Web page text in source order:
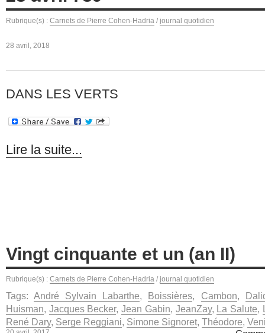
Rubrique(s) : Carnets de Pierre Cohen-Hadria / journal quotidien
28 avril, 2018
DANS LES VERTS
Lire la suite...
Vingt cinquante et un (an II)
Rubrique(s) : Carnets de Pierre Cohen-Hadria / journal quotidien
Tags:André Sylvain Labarthe, Boissières, Cambon,
Huisman, Jacques Becker,Jean Gabin, JeanZay, La Salute,
René Dary, Serge Reggiani, Simone Signoret, Théodore,